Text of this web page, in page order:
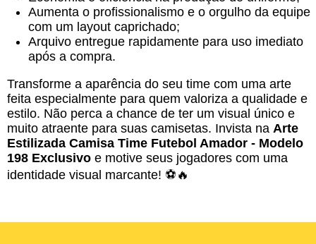
Aumenta o profissionalismo e o orgulho da equipe
com um layout caprichado;
Arquivo entregue rapidamente para uso imediato
após a compra.
Transforme a aparência do seu time com uma arte
feita especialmente para quem valoriza a qualidade e
estilo. Não perca a chance de ter um visual único e
muito atraente para suas camisetas. Invista na Arte
Estilizada Camisa Time Futebol Amador - Modelo
198 Exclusivo e motive seus jogadores com uma
identidade visual marcante! ⚽🔥